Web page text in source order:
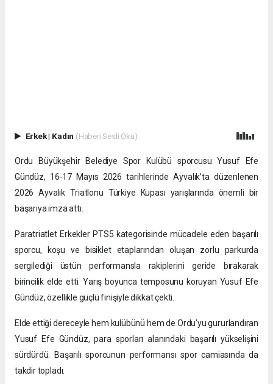
Erkek| Kadın (Haberi Sesli Oku)
Ordu Büyükşehir Belediye Spor Kulübü sporcusu Yusuf Efe
Gündüz, 16-17 Mayıs 2026 tarihlerinde Ayvalık’ta düzenlenen
2026 Ayvalık Triatlonu Türkiye Kupası yarışlarında önemli bir
başarıya imza attı.
Paratriatlet Erkekler PTS5 kategorisinde mücadele eden başarılı
sporcu, koşu ve bisiklet etaplarından oluşan zorlu parkurda
sergilediği üstün performansla rakiplerini geride bırakarak
birincilik elde etti. Yarış boyunca temposunu koruyan Yusuf Efe
Gündüz, özellikle güçlü finişiyle dikkat çekti.
Elde ettiği dereceyle hem kulübünü hem de Ordu’yu gururlandıran
Yusuf Efe Gündüz, para sporları alanındaki başarılı yükselişini
sürdürdü. Başarılı sporcunun performansı spor camiasında da
takdir topladı.